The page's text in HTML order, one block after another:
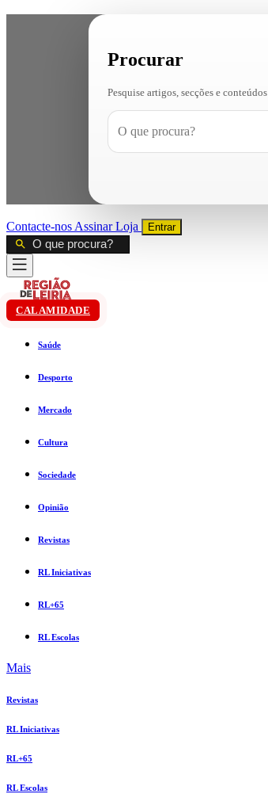
Procurar
Pesquise artigos, secções e conteúdos
Contacte-nos AssinarLoja Entrar
CALAMIDADE
Saúde
Desporto
Mercado
Cultura
Sociedade
Opinião
Revistas
RL Iniciativas
RL+65
RL Escolas
Mais
Revistas
RL Iniciativas
RL+65
RL Escolas